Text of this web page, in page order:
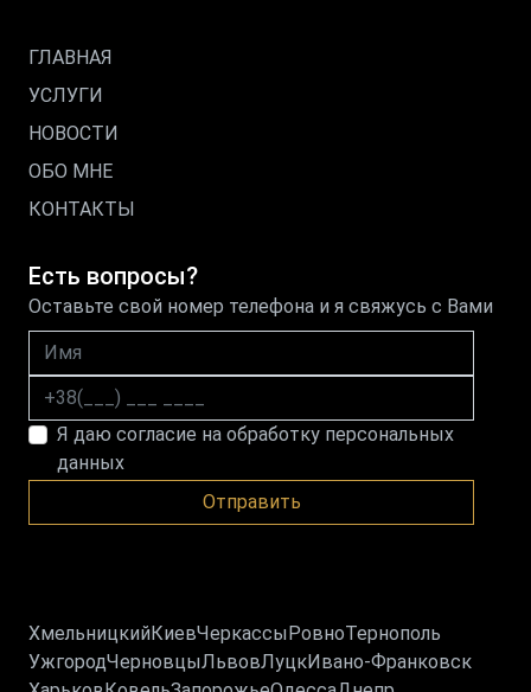
ГЛАВНАЯ
УСЛУГИ
НОВОСТИ
ОБО МНЕ
КОНТАКТЫ
Есть вопросы?
Оставьте свой номер телефона и я свяжусь с Вами
Имя
Номер телефона
Я даю согласие на обработку персональных
данных
Отправить
ХмельницкийКиевЧеркассыРовноТернополь
УжгородЧерновцыЛьвовЛуцкИвано-Франковск